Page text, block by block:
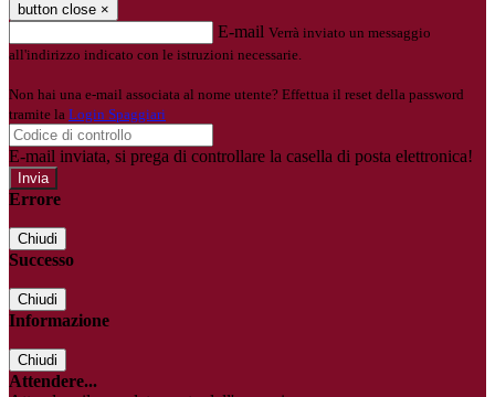
button close ×
E-mail Verrà inviato un messaggio
all'indirizzo indicato con le istruzioni necessarie.
Non hai una e-mail associata al nome utente? Effettua il reset della password
tramite la Login Spaggiari
E-mail inviata, si prega di controllare la casella di posta elettronica!
Errore
Chiudi
Successo
Chiudi
Informazione
Chiudi
Attendere...